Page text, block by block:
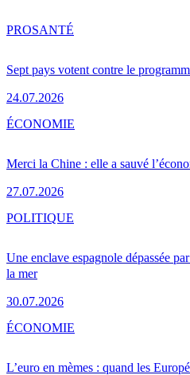
Sept pays votent contre le
24.07.2026
PROSANTÉ
Merci la Chine : elle a sauvé
27.07.2026
ÉCONOMIE
Une enclave espagnole dépassée
la mer
30.07.2026
POLITIQUE
L’euro en mèmes : quand les
ÉCONOMIE